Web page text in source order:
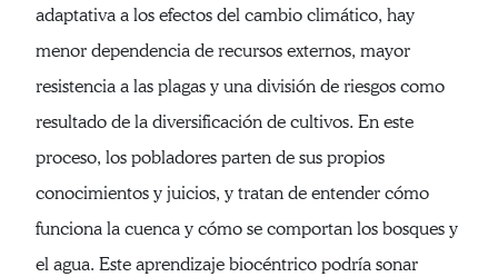
adaptativa a los efectos del cambio climático, hay
menor dependencia de recursos externos, mayor
resistencia a las plagas y una división de riesgos como
resultado de la diversificación de cultivos. En este
proceso, los pobladores parten de sus propios
conocimientos y juicios, y tratan de entender cómo
funciona la cuenca y cómo se comportan los bosques y
el agua. Este aprendizaje biocéntrico podría sonar